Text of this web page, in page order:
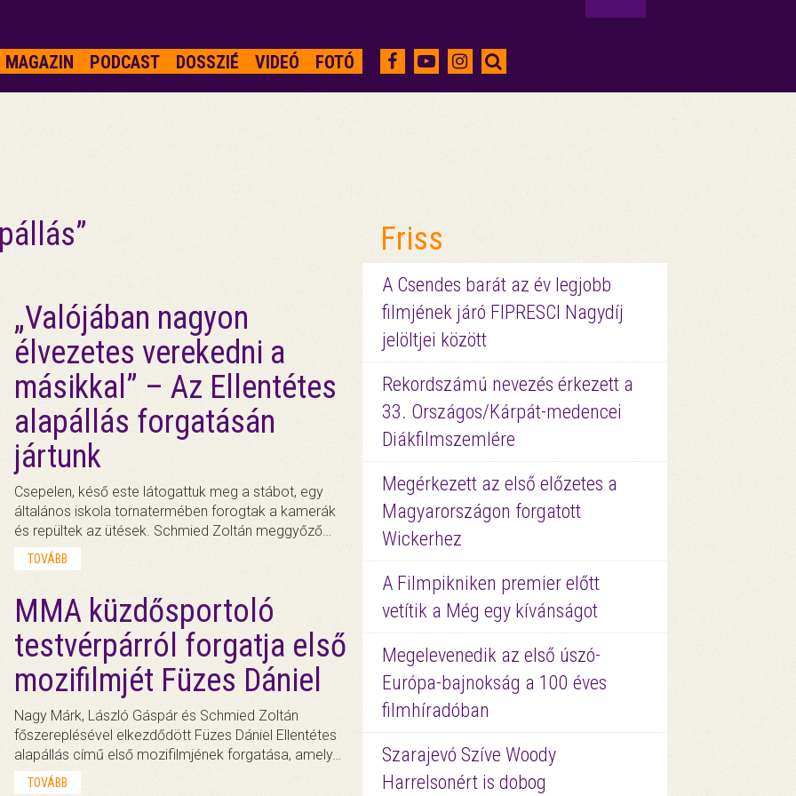
MAGAZIN PODCAST DOSSZIÉ VIDEÓ FOTÓ
„Valójában nagyon
élvezetes verekedni a
másikkal” – Az Ellentétes
alapállás forgatásán
jártunk
Csepelen, késő este látogattuk meg a stábot, egy
általános iskola tornatermében forogtak a kamerák
és repültek az ütések. Schmied Zoltán meggyőző…
TOVÁBB
MMA küzdősportoló
testvérpárról forgatja első
mozifilmjét Füzes Dániel
Nagy Márk, László Gáspár és Schmied Zoltán
főszereplésével elkezdődött Füzes Dániel Ellentétes
alapállás című első mozifilmjének forgatása, amely…
TOVÁBB
Friss
A Csendes barát az év legjobb
filmjének járó FIPRESCI Nagydíj
jelöltjei között
Rekordszámú nevezés érkezett a
33. Országos/Kárpát-medencei
Diákfilmszemlére
Megérkezett az első előzetes a
Magyarországon forgatott
Wickerhez
A Filmpikniken premier előtt
vetítik a Még egy kívánságot
Megelevenedik az első úszó-
Európa-bajnokság a 100 éves
filmhíradóban
Szarajevó Szíve Woody
Harrelsonért is dobog